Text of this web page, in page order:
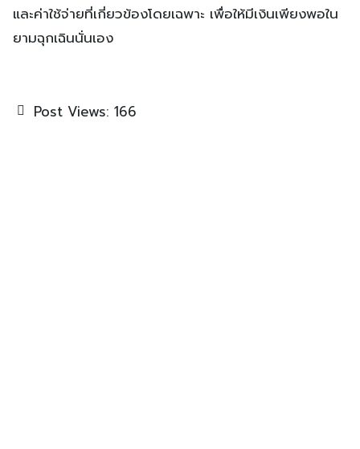
และค่าใช้จ่ายที่เกี่ยวข้องโดยเฉพาะ เพื่อให้มีเงินเพียงพอใน
ยามฉุกเฉินนั่นเอง
Post Views: 166